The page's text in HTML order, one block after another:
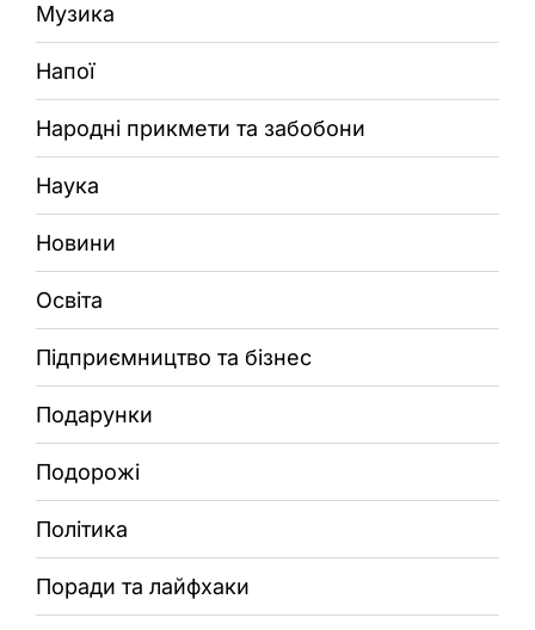
Музика
Напої
Народні прикмети та забобони
Наука
Новини
Освіта
Підприємництво та бізнес
Подарунки
Подорожі
Політика
Поради та лайфхаки